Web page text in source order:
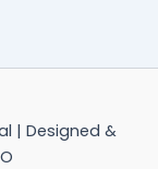
| Designed &